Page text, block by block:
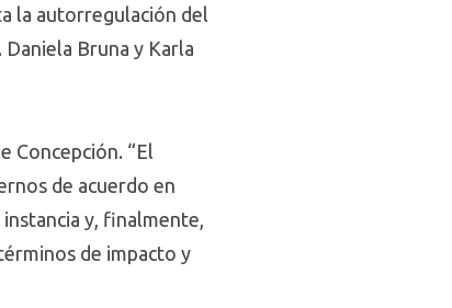
la autorregulación del
Bruna y Karla
Concepción. “El
de acuerdo en
y, finalmente,
de impacto y